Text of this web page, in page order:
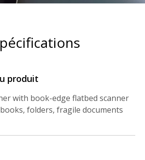
produit
with book-edge flatbed scanner
folders, fragile documents